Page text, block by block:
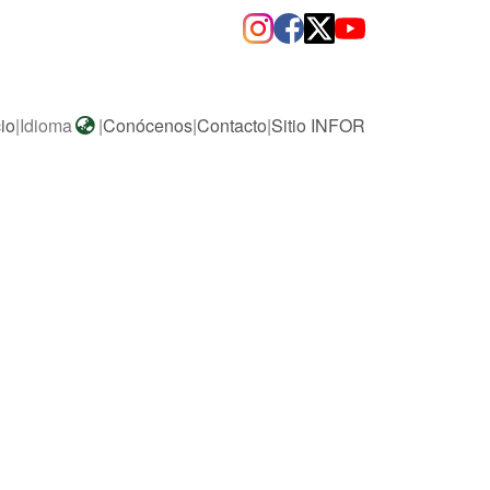
|Idioma |Conócenos|Contacto|Sitio INFOR